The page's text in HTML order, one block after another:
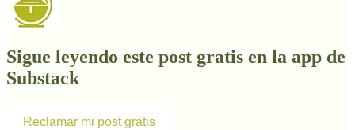
Sigue leyendo este post gratis en la app de
Substack
Reclamar mi post gratis